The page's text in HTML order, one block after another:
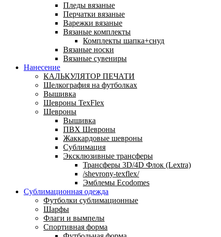
Пледы вязаные
Перчатки вязаные
Варежки вязаные
Вязаные комплекты
Комплекты шапка+снуд
Вязаные носки
Вязаные сувениры
Нанесение
КАЛЬКУЛЯТОР ПЕЧАТИ
Шелкография на футболках
Вышивка
Шевроны TexFlex
Шевроны
Вышивка
ПВХ Шевроны
Жаккардовые шевроны
Сублимация
Эксклюзивные трансферы
Трансферы 3D/4D Флок (Lextra)
/shevrony-texflex/
Эмблемы Ecodomes
Сублимационная одежда
Футболки сублимационные
Шарфы
Флаги и вымпелы
Спортивная форма